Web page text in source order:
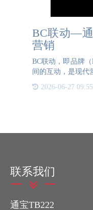
BC联动—
营销
BC联动，即品牌（
间的互动，是现代
物一码技术，品牌
道。以下介绍BC
2026-06-27 09:55
联系我们
通宝TB222